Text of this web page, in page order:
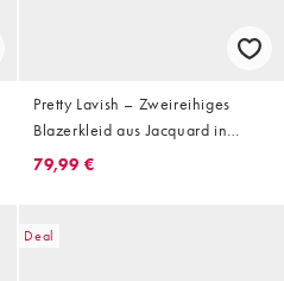
Pretty Lavish – Zweireihiges
Blazerkleid aus Jacquard in
Schwarz mit Knopfleiste und
79,99 €
Deal